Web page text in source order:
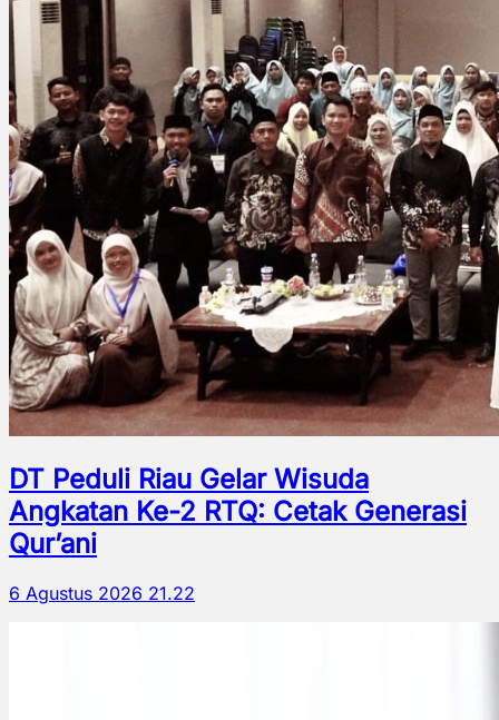
DT Peduli Riau Gelar Wisuda
Angkatan Ke-2 RTQ: Cetak Generasi
Qur’ani
6 Agustus 2026 21.22